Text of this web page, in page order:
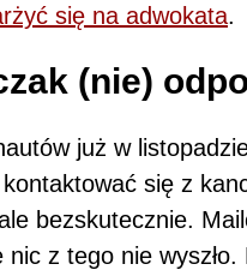
się na adwokata.
(nie)
już w
kontaktować się z
bezskutecznie.
nic z tego nie wyszło.